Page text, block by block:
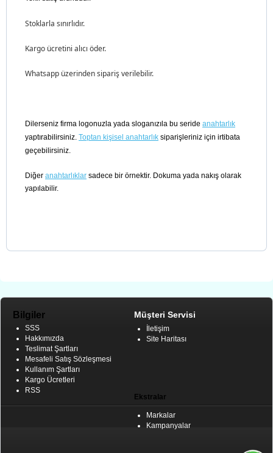
Stoklarla sınırlıdır.
Kargo ücretini alıcı öder.
Whatsapp üzerinden sipariş verilebilir.
Dilerseniz firma logonuzla yada sloganızıla bu seride anahtarlık
yaptırabilirsiniz. Toptan kişisel anahtarlık siparişleriniz için irtibata
geçebilirsiniz.
Diğer anahtarlıklar sadece bir örnektir. Dokuma yada nakış olarak
yapılabilir.
Bilgiler
SSS
Hakkımızda
Teslimat Şartları
Mesafeli Satış Sözleşmesi
Kullanım Şartları
Kargo Ücretleri
RSS
Müşteri Servisi
İletişim
Site Haritası
Ekstralar
Markalar
Kampanyalar